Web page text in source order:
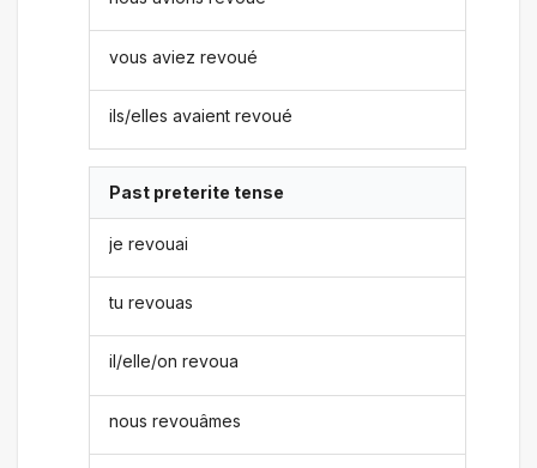
vous aviez revoué
ils/elles avaient revoué
Past preterite tense
je revouai
tu revouas
il/elle/on revoua
nous revouâmes